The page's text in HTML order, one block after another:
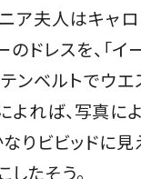
ア夫人はキャロ
ドレスを、「イ
ンベルトでウエ
よれば、写真に
りビビッドに見
たそう。